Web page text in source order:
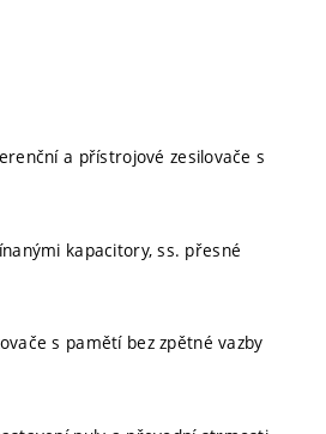
a přístrojové zesilovače s
kapacitory, ss. přesné
s pamětí bez zpětné vazby